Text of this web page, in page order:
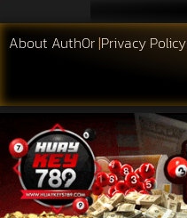
About Auth0r|Privacy Policy